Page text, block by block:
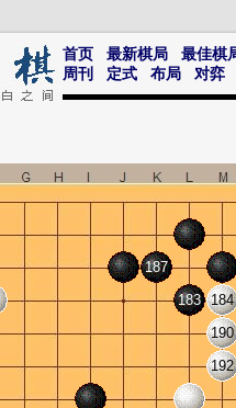
首页 最新棋局
最佳棋
周刊
定式 布局 对弈
183 184
187
190
192